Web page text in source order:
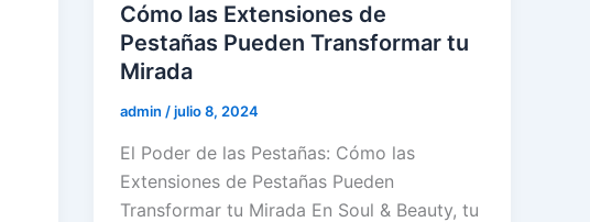
Cómo las Extensiones de
Pestañas Pueden Transformar tu
Mirada
admin/julio 8, 2024
El Poder de las Pestañas: Cómo las
Extensiones de Pestañas Pueden
Transformar tu Mirada En Soul & Beauty, tu